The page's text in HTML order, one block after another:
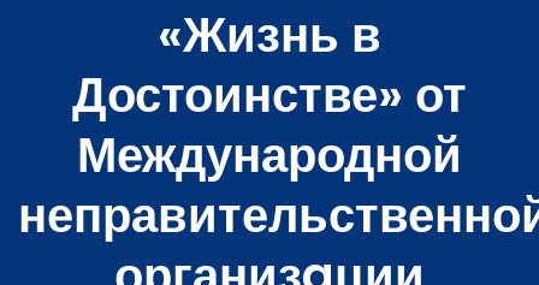
«Жизнь в
Достоинстве» от
Международной